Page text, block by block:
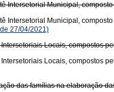
Intersetorial Municipal,
Intersetorial Municipal,
27/04/2021)
Locais, compostos
Locais, compostos
das famílias na elaboração